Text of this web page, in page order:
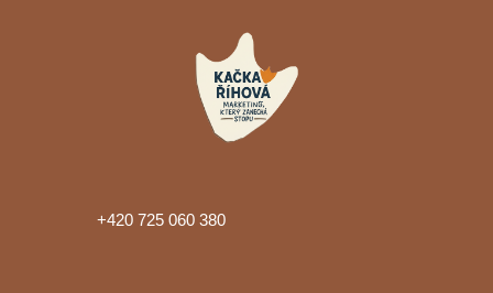
+420 725 060 380